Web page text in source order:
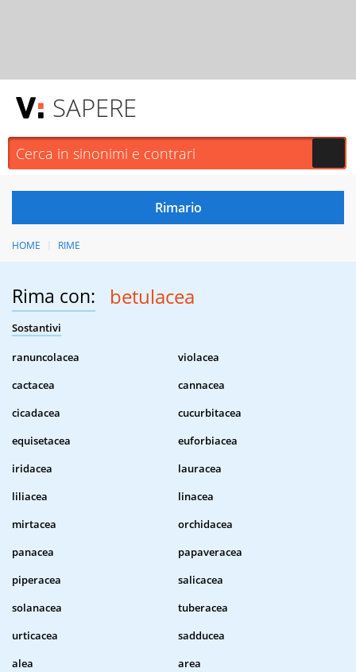
SAPERE
HOME RIME
Rima con: betulacea
Sostantivi
ranuncolacea
violacea
cactacea
cannacea
cicadacea
cucurbitacea
equisetacea
euforbiacea
iridacea
lauracea
liliacea
linacea
mirtacea
orchidacea
panacea
papaveracea
piperacea
salicacea
solanacea
tuberacea
urticacea
sadducea
alea
area